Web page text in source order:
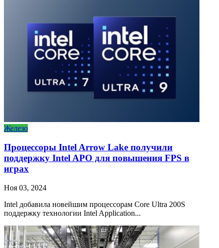
Железо
Процессоры Intel Arrow Lake получили
поддержку Intel APO для повышения FPS в
играх
Ноя 03, 2024
Intel добавила новейшим процессорам Core Ultra 200S
поддержку технологии Intel Application...